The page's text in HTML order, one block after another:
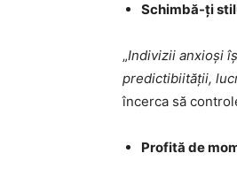
Schimbă-ți
„Indivizii anxioși
predictibiității,
încerca să
Profită de